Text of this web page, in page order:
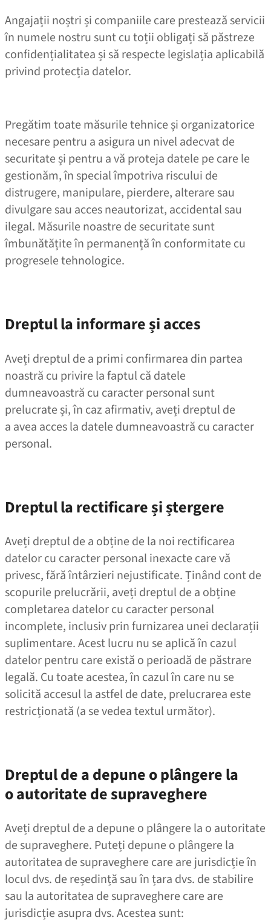
Angajații noștri și companiile care prestează servicii
în numele nostru sunt cu toții obligați să păstreze
confidențialitatea și să respecte legislația aplicabilă
privind protecția datelor.
Pregătim toate măsurile tehnice și organizatorice
necesare pentru a asigura un nivel adecvat de
securitate și pentru a vă proteja datele pe care le
gestionăm, în special împotriva riscului de
distrugere, manipulare, pierdere, alterare sau
divulgare sau acces neautorizat, accidental sau
ilegal. Măsurile noastre de securitate sunt
îmbunătățite în permanență în conformitate cu
progresele tehnologice.
Dreptul la informare și acces
Aveți dreptul de a primi confirmarea din partea
noastră cu privire la faptul că datele
dumneavoastră cu caracter personal sunt
prelucrate și, în caz afirmativ, aveți dreptul de
a avea acces la datele dumneavoastră cu caracter
personal.
Dreptul la rectificare și ștergere
Aveți dreptul de a obține de la noi rectificarea
datelor cu caracter personal inexacte care vă
privesc, fără întârzieri nejustificate. Ținând cont de
scopurile prelucrării, aveți dreptul de a obține
completarea datelor cu caracter personal
incomplete, inclusiv prin furnizarea unei declarații
suplimentare. Acest lucru nu se aplică în cazul
datelor pentru care există o perioadă de păstrare
legală. Cu toate acestea, în cazul în care nu se
solicită accesul la astfel de date, prelucrarea este
restricționată (a se vedea textul următor).
Dreptul de a depune o plângere la
o autoritate de supraveghere
Aveți dreptul de a depune o plângere la o autoritate
de supraveghere. Puteți depune o plângere la
autoritatea de supraveghere care are jurisdicție în
locul dvs. de reședință sau în țara dvs. de stabilire
sau la autoritatea de supraveghere care are
jurisdicție asupra dvs. Acestea sunt: